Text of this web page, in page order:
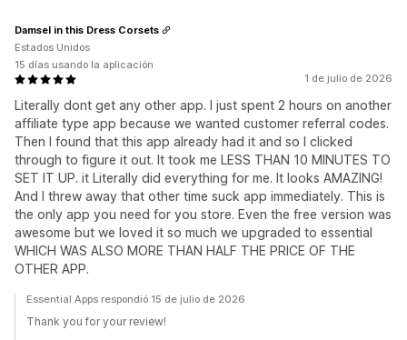
1 de julio de 2026
Literally dont get any other app. I just spent 2 hours on another
affiliate type app because we wanted customer referral codes.
Then I found that this app already had it and so I clicked
through to figure it out. It took me LESS THAN 10 MINUTES TO
SET IT UP. it Literally did everything for me. It looks AMAZING!
And I threw away that other time suck app immediately. This is
the only app you need for you store. Even the free version was
awesome but we loved it so much we upgraded to essential
WHICH WAS ALSO MORE THAN HALF THE PRICE OF THE
OTHER APP.
Damsel in this Dress Corsets
Estados Unidos
15 días usando la aplicación
Essential Apps respondió 15 de julio de 2026
Thank you for your review!